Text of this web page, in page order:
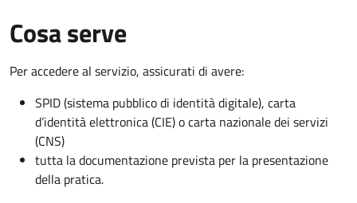
Cosa serve
Per accedere al servizio, assicurati di avere:
SPID (sistema pubblico di identità digitale), carta
d’identità elettronica (CIE) o carta nazionale dei servizi
(CNS)
tutta la documentazione prevista per la presentazione
della pratica.